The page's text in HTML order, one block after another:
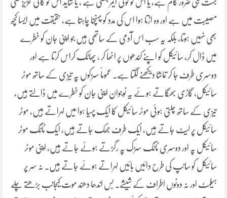
بہت ہی ضرور کام ہے، یا اس کو کوئی ایمرجنسی ہے ، یا شاید اس کو کائی عزیز کسی
مصیبت میں ہے اور وہ اڑتا ہوا اس کی مدد کو پہنچنا چاہتا ہے، حقیقت میں ایسا کچھ
بھی نہیں ہوتا، بلکہ یہ سب اس آدمی کے ساتھی ہیں جو اپنی جان کو خطرے
میں ڈال کر، سائیکل کو اپنے کندھوں پر اٹھا کر ، پھاٹک کراس کرتا ہے اور
دوسری طرف جا کر تماشا دیکھنے لگتا ہے۔ عموماً سڑکوں پہ تیزی کے ساتھ موٹر
سائیکل، گاڑی بھگاتے ہوئے یہ نوجوان اپنی جان کو خطرے میں ڈالتے ہیں،
تیزی کے ساتھ چلتی ہوئی موٹر سائیکل کا ایک پہیا ہوا میں لہراتے ہیں، موٹر
سائیکل پر لیٹ جاتے ہیں، ایک طرف جھک جاتے ہیں، ایک ٹانگ موٹر
سائیکل پہ اور دوسری ٹانگ سڑک پہ رگڑتے ہوئے جاتے ہیں، اپنی موٹر
سائیکل کو سانپ کی طرح دائیں بائیں لہراتے ہوئے جاتے ہیں۔ نہ سر پر
ہیلمٹ اور نہ دونوں اطراف کے شیشے۔ بس اندھا دھند موت کیجانب بڑھتے چلے